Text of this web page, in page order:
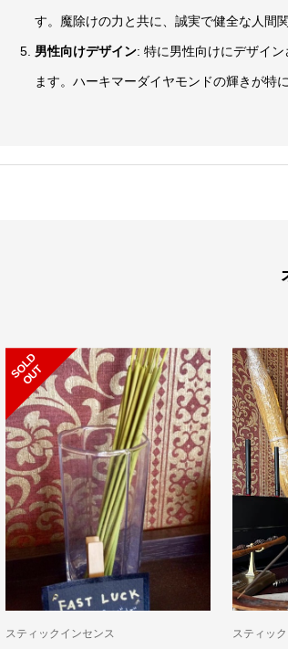
す。魔除けの力と共に、誠実で健全な人間
男性向けデザイン: 特に男性向けにデザイ
ます。ハーキマーダイヤモンドの輝きが特
S
O
L
D
O
U
T
スティックインセンス スティッ